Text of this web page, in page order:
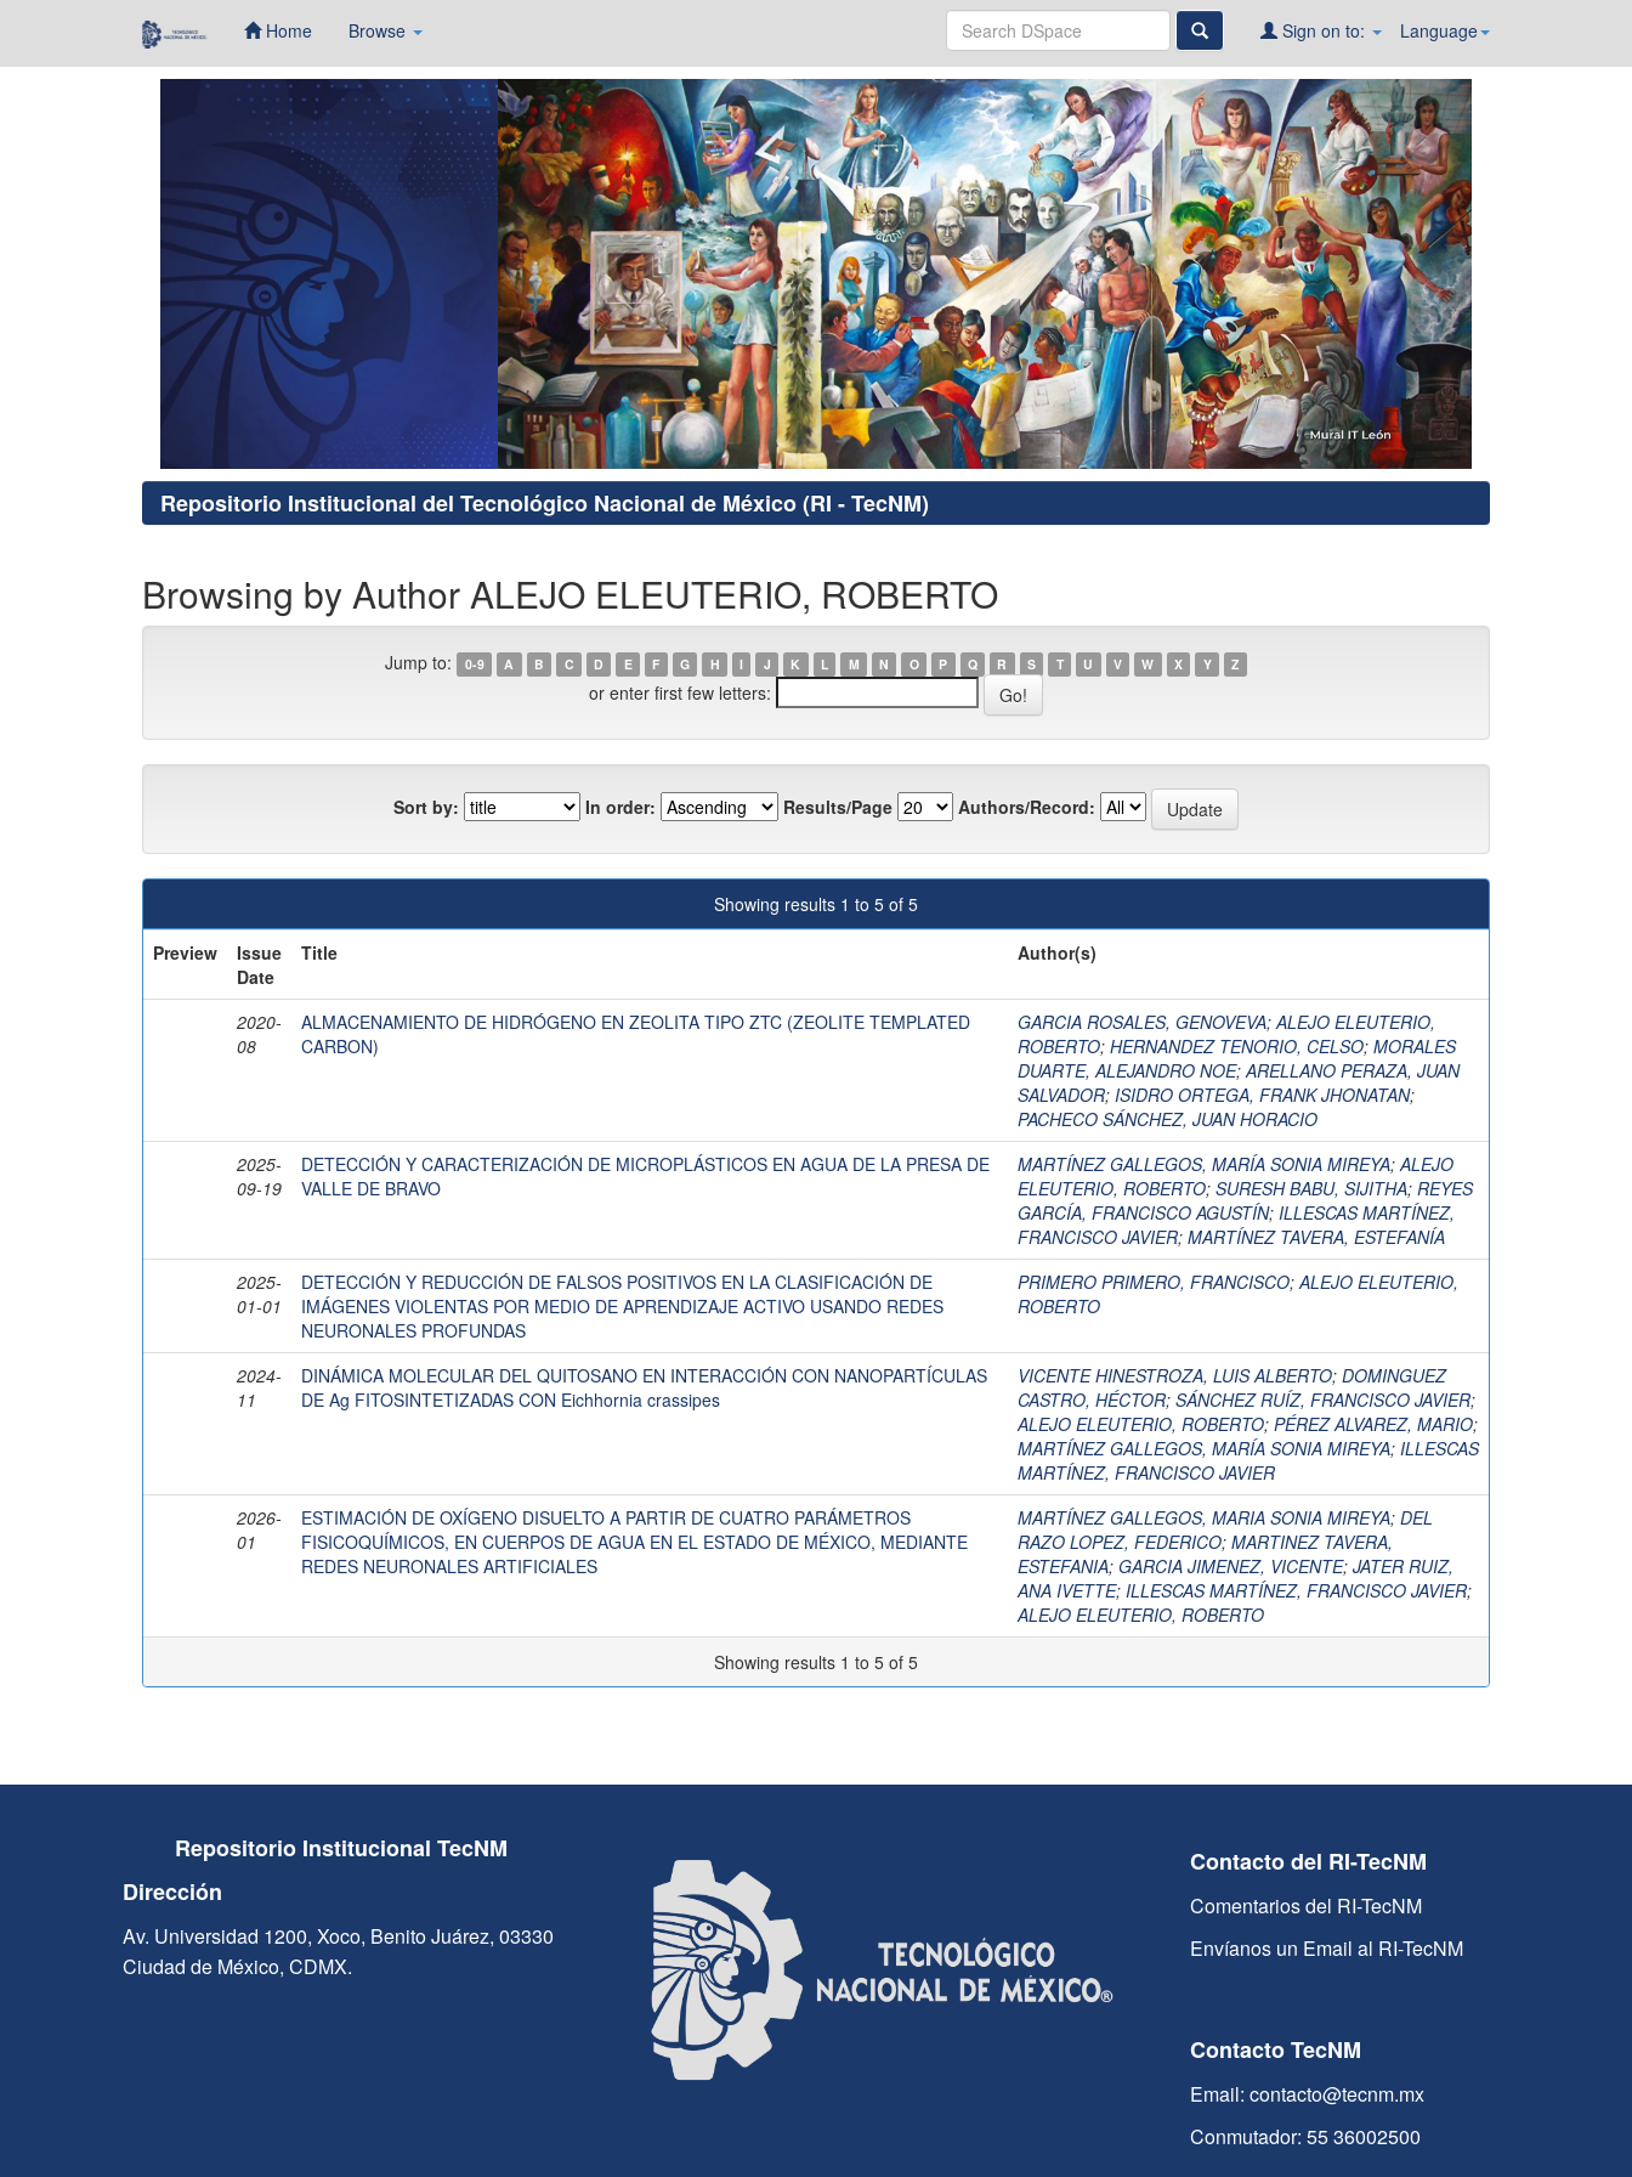
Home Browse Language
Sign on to:
Repositorio Institucional del Tecnológico Nacional de México (RI - TecNM)
Browsing by Author ALEJO ELEUTERIO, ROBERTO
Jump to: 0-9 A B C D E F G H I J K L M N O P Q R S T U V W X Y Z
or enter first few letters:
Sort by: In order: Results/Page Authors/Record:
Showing results 1 to 5 of 5
Preview
Issue
Date
Title Author(s)
2020-
08
ALMACENAMIENTO DE HIDRÓGENO EN ZEOLITA TIPO ZTC (ZEOLITE TEMPLATED
CARBON)
GARCIA ROSALES, GENOVEVA;ALEJO ELEUTERIO,
ROBERTO; HERNANDEZ TENORIO, CELSO; MORALES
DUARTE, ALEJANDRO NOE;ARELLANO PERAZA, JUAN
SALVADOR; ISIDRO ORTEGA, FRANK JHONATAN;
PACHECO SÁNCHEZ, JUAN HORACIO
2025-
09-19
DETECCIÓN Y CARACTERIZACIÓN DE MICROPLÁSTICOS EN AGUA DE LA PRESA DE
VALLE DE BRAVO
MARTÍNEZ GALLEGOS, MARÍA SONIA MIREYA;ALEJO
ELEUTERIO, ROBERTO; SURESH BABU, SIJITHA; REYES
GARCÍA, FRANCISCO AGUSTÍN; ILLESCAS MARTÍNEZ,
FRANCISCO JAVIER; MARTÍNEZ TAVERA, ESTEFANÍA
2025-
01-01
DETECCIÓN Y REDUCCIÓN DE FALSOS POSITIVOS EN LA CLASIFICACIÓN DE
IMÁGENES VIOLENTAS POR MEDIO DE APRENDIZAJE ACTIVO USANDO REDES
NEURONALES PROFUNDAS
PRIMERO PRIMERO, FRANCISCO;ALEJO ELEUTERIO,
ROBERTO
2024-
11
DINÁMICA MOLECULAR DEL QUITOSANO EN INTERACCIÓN CON NANOPARTÍCULAS
DE Ag FITOSINTETIZADAS CON Eichhornia crassipes
VICENTE HINESTROZA, LUIS ALBERTO; DOMINGUEZ
CASTRO, HÉCTOR; SÁNCHEZ RUÍZ, FRANCISCO JAVIER;
ALEJO ELEUTERIO, ROBERTO; PÉREZ ALVAREZ, MARIO;
MARTÍNEZ GALLEGOS, MARÍA SONIA MIREYA; ILLESCAS
MARTÍNEZ, FRANCISCO JAVIER
2026-
01
ESTIMACIÓN DE OXÍGENO DISUELTO A PARTIR DE CUATRO PARÁMETROS
FISICOQUÍMICOS, EN CUERPOS DE AGUA EN EL ESTADO DE MÉXICO, MEDIANTE
REDES NEURONALES ARTIFICIALES
MARTÍNEZ GALLEGOS, MARIA SONIA MIREYA; DEL
RAZO LOPEZ, FEDERICO; MARTINEZ TAVERA,
ESTEFANIA; GARCIA JIMENEZ, VICENTE; JATER RUIZ,
ANA IVETTE; ILLESCAS MARTÍNEZ, FRANCISCO JAVIER;
ALEJO ELEUTERIO, ROBERTO
Showing results 1 to 5 of 5
Repositorio Institucional TecNM
Dirección
Av. Universidad 1200, Xoco, Benito Juárez, 03330
Ciudad de México, CDMX.
Contacto del RI-TecNM
Comentarios del RI-TecNM
Envíanos un Email al RI-TecNM
Contacto TecNM
Email: contacto@tecnm.mx
Conmutador: 55 36002500